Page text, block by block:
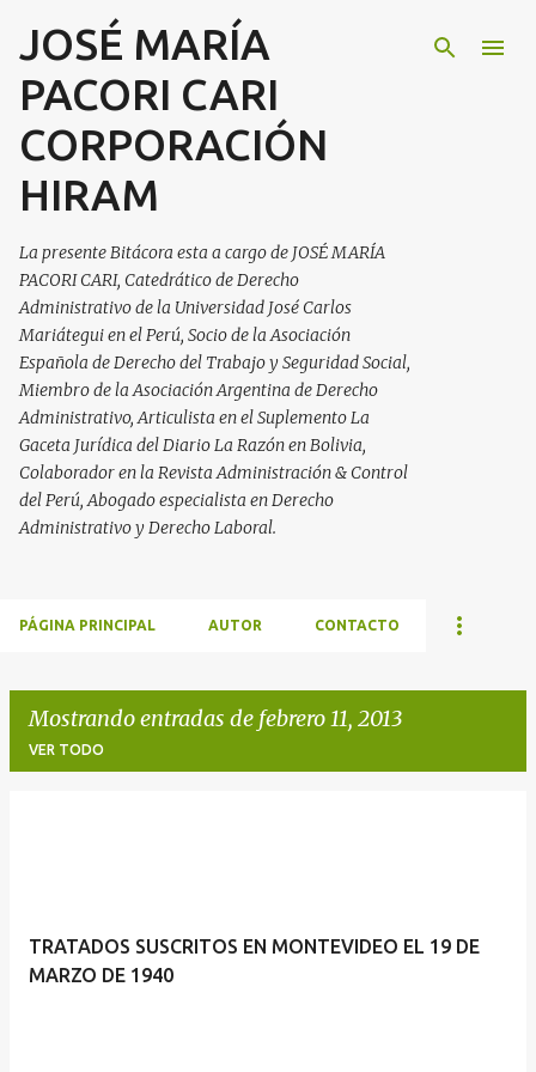
Ir al contenido principal
JOSÉ MARÍA
PACORI CARI
CORPORACIÓN
HIRAM
La presente Bitácora esta a cargo de JOSÉ MARÍA
PACORI CARI, Catedrático de Derecho
Administrativo de la Universidad José Carlos
Mariátegui en el Perú, Socio de la Asociación
Española de Derecho del Trabajo y Seguridad Social,
Miembro de la Asociación Argentina de Derecho
Administrativo, Articulista en el Suplemento La
Gaceta Jurídica del Diario La Razón en Bolivia,
Colaborador en la Revista Administración & Control
del Perú, Abogado especialista en Derecho
Administrativo y Derecho Laboral.
PÁGINA PRINCIPAL AUTOR CONTACTO
Mostrando entradas de febrero 11, 2013
VER TODO
TRATADOS SUSCRITOS EN MONTEVIDEO EL 19 DE
MARZO DE 1940